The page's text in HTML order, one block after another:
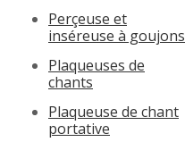
Perçeuse et
inséreuse à goujons
Plaqueuses de
chants
Plaqueuse de chant
portative